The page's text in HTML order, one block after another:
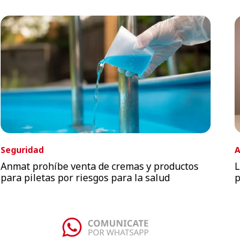
Seguridad
Anmat prohíbe venta de cremas y productos
para piletas por riesgos para la salud